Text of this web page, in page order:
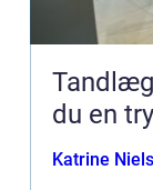
Tandlæge
du en
Katrine